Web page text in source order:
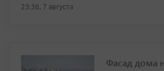
23:36, 7 августа
Фасад дома